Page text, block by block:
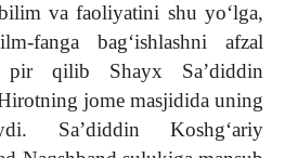
va faoliyatini shu yoʻlga,
fanga bagʻishlashni afzal
pir qilib Shayx Saʼdiddin
jome masjidida uning
Saʼdiddin Koshgʻariy